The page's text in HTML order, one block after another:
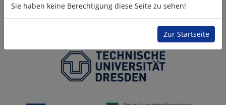
Sie haben keine Berechtigung diese Seite zu sehen!
Zur Startseite